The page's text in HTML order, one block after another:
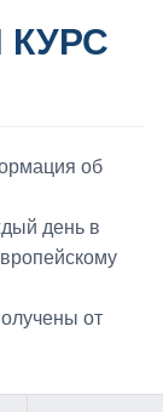
об
день в
от